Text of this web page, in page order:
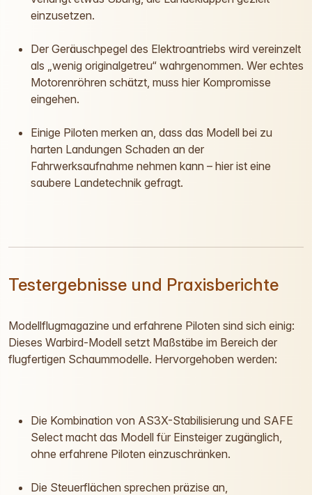
einzusetzen.
Der Geräuschpegel des Elektroantriebs wird vereinzelt
als „wenig originalgetreu“ wahrgenommen. Wer echtes
Motorenröhren schätzt, muss hier Kompromisse
eingehen.
Einige Piloten merken an, dass das Modell bei zu
harten Landungen Schaden an der
Fahrwerksaufnahme nehmen kann – hier ist eine
saubere Landetechnik gefragt.
Testergebnisse und Praxisberichte
Modellflugmagazine und erfahrene Piloten sind sich einig:
Dieses Warbird-Modell setzt Maßstäbe im Bereich der
flugfertigen Schaummodelle. Hervorgehoben werden:
Die Kombination von AS3X-Stabilisierung und SAFE
Select macht das Modell für Einsteiger zugänglich,
ohne erfahrene Piloten einzuschränken.
Die Steuerflächen sprechen präzise an,